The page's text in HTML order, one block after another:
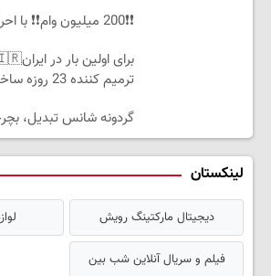
❗❗200 میلیون وام❗❗ با احراز هویت در آبان تتر
ترمیم کننده 23 روزه ساخت!
گردونه شانس تبدیل،
لینکستان
دیجیتال مارکتینگ رویش
فیلم و سریال آنلاین شب بین